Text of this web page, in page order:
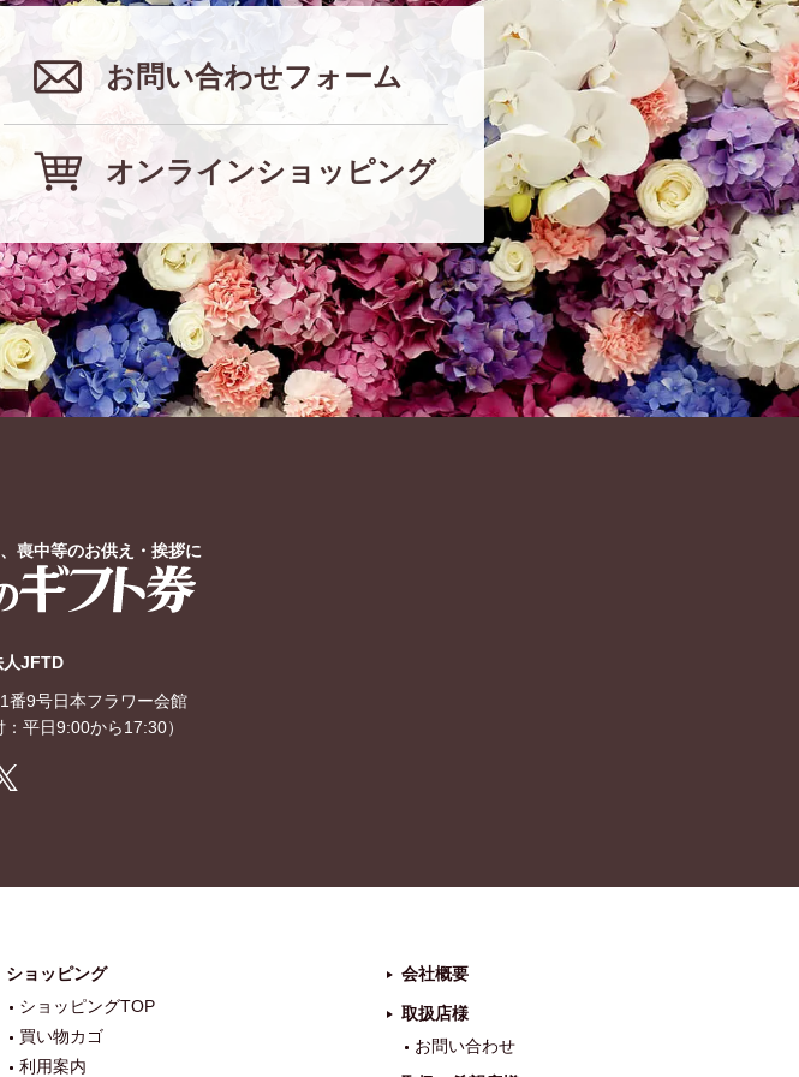
お問い合わせフォーム
オンラインショッピング
喪中等のお供え・挨拶に
人JFTD
番9号日本フラワー会館
：平日9:00から17:30）
ショッピング
ショッピングTOP
買い物カゴ
利用案内
会社概要
取扱店様
お問い合わせ